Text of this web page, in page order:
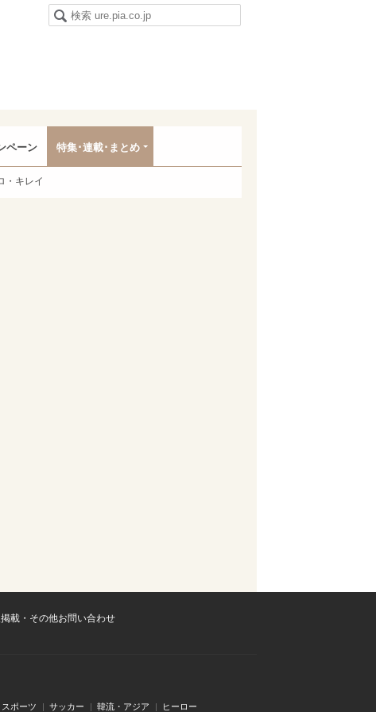
ペーン 特集･連載･まとめ
・キレイ
載・その他お問い合わせ
スポーツ サッカー 韓流・アジア ヒーロー